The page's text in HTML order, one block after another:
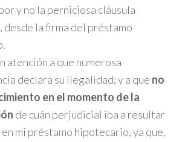
y no la perniciosa cláusula
desde la firma del préstamo
atención a que numerosa
declara su ilegalidad; y a que no
en el momento de la
de cuán perjudicial iba a resultar
mi préstamo hipotecario, ya que,